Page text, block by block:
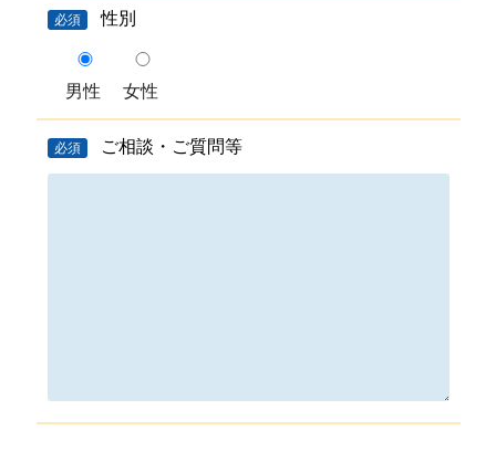
必須 性別
男性 女性
必須 ご相談・ご質問等